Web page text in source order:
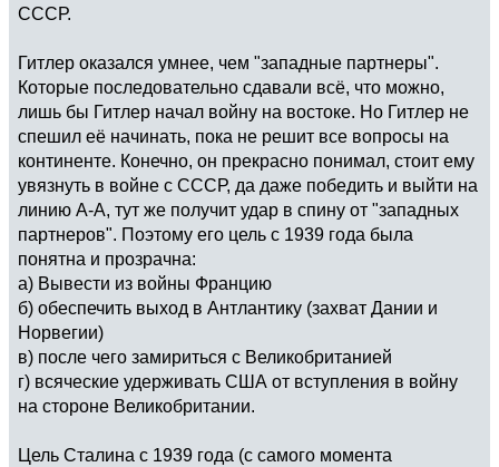
СССР.
Гитлер оказался умнее, чем "западные партнеры".
Которые последовательно сдавали всё, что можно,
лишь бы Гитлер начал войну на востоке. Но Гитлер не
спешил её начинать, пока не решит все вопросы на
континенте. Конечно, он прекрасно понимал, стоит ему
увязнуть в войне с СССР, да даже победить и выйти на
линию А-А, тут же получит удар в спину от "западных
партнеров". Поэтому его цель с 1939 года была
понятна и прозрачна:
а) Вывести из войны Францию
б) обеспечить выход в Антлантику (захват Дании и
Норвегии)
в) после чего замириться с Великобританией
г) всяческие удерживать США от вступления в войну
на стороне Великобритании.
Цель Сталина с 1939 года (с самого момента